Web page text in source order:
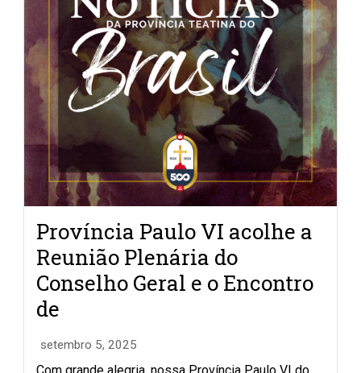
Província Paulo VI acolhe a
Reunião Plenária do
Conselho Geral e o Encontro
de
setembro 5, 2025